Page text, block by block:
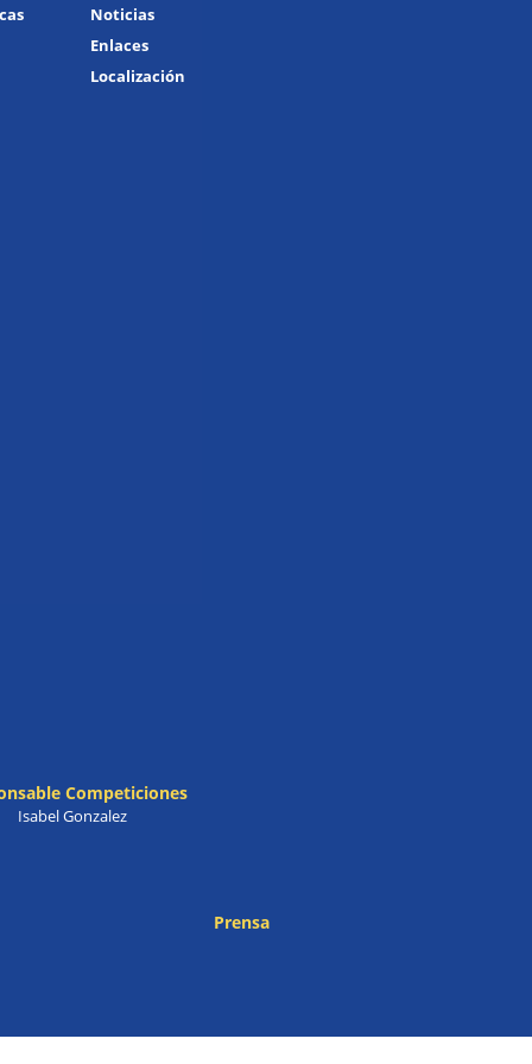
Noticias
Enlaces
Localización
Competiciones
Isabel Gonzalez
Prensa